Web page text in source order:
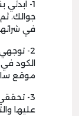
1- ابدئي بنسخ
جوالك،
في
2-
الكود
موقع
3-
عليها